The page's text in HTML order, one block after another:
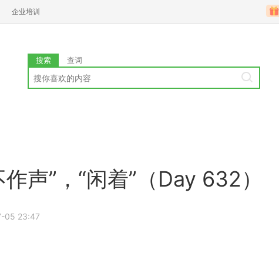
企业培训
搜索 查词
声”，“闲着”（Day 632）
05 23:47